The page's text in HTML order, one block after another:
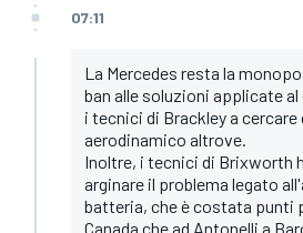
07:11
La Mercedes resta la
ban alle soluzioni applicate
i tecnici di Brackley a cercare
aerodinamico altrove.
Inoltre, i tecnici di Brixworth
arginare il problema legato
batteria, che è costata punti
Canada che ad Antonelli a